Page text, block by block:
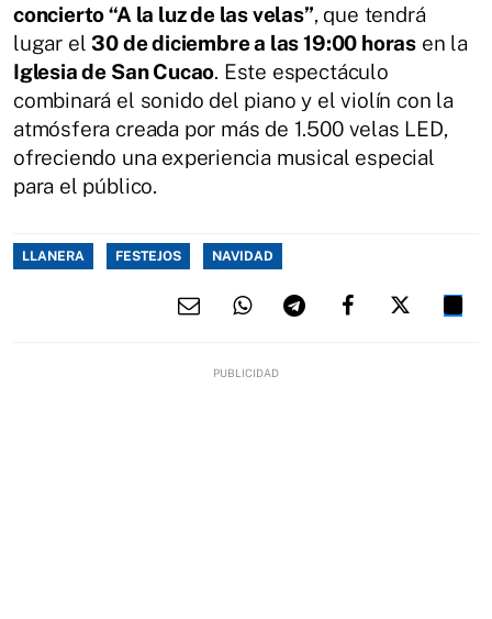
concierto “A la luz de las velas”, que tendrá
lugar el 30 de diciembre a las 19:00 horas en la
Iglesia de San Cucao. Este espectáculo
combinará el sonido del piano y el violín con la
atmósfera creada por más de 1.500 velas LED,
ofreciendo una experiencia musical especial
para el público.
LLANERA FESTEJOS NAVIDAD